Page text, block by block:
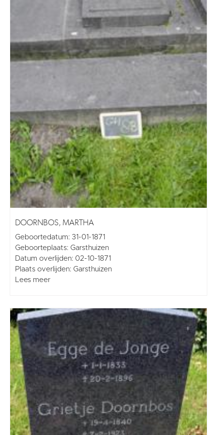
DOORNBOS, MARTHA
Geboortedatum: 31-01-1871
Geboorteplaats: Garsthuizen
Datum overlijden: 02-10-1871
Plaats overlijden: Garsthuizen
Lees meer